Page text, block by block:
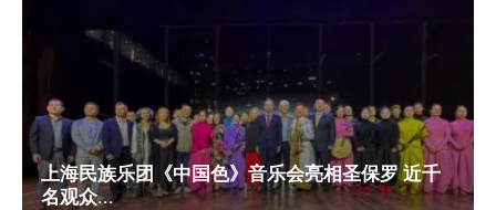
上海民族乐团《中国色》音乐会亮相圣保罗 近千
名观众...